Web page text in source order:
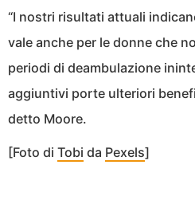
“I nostri risultati attuali
vale anche per le donne che
periodi di deambulazione
aggiuntivi porte ulteriori
detto Moore.
[Foto di Tobi da Pexels]